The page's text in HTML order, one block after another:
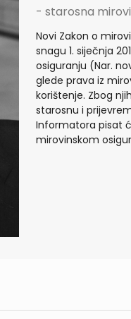
- starosna
Novi Zakon o
snagu 1. siječnja
osiguranju (Nar.
glede prava iz
korištenje. Zbog
starosnu i
Informatora pisat
mirovinskom